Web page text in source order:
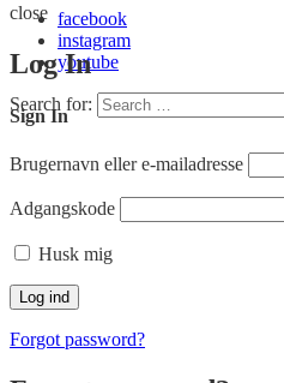
facebook
instagram
youtube
Search for:
close
Log In
Sign In
Brugernavn eller e-mailadresse
Adgangskode
Husk mig
Forgot password?